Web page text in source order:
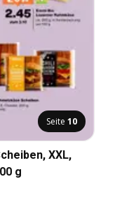
Seite 10
XXL,
g